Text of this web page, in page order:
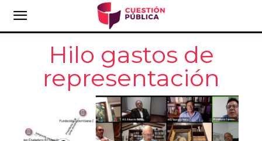
Hilo gastos de
representación